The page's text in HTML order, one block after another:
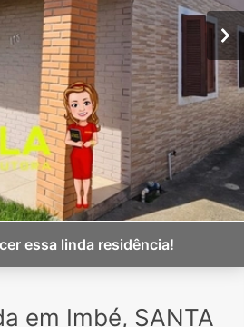
essa linda residência!
em Imbé, SANTA